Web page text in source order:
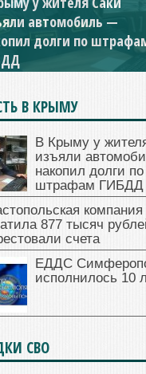
автомобиль —
долги по
компания
877 тысяч
— арестовали счета
В КРЫМУ
В Крыму у
изъяли
накопил долги по
штрафам ГИБДД
компания
877 тысяч
счета
ЕДДС
исполнилось 10
СВО